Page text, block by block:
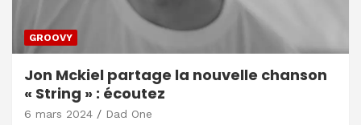
GROOVY
Jon Mckiel partage la nouvelle chanson
« String » : écoutez
6 mars 2024 Dad One